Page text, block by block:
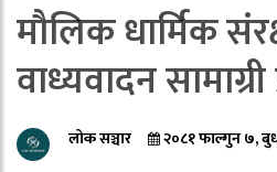
मौलिक धार्मिक
वाध्यवादन सामाग्री
लोक सञ्चार २०८१ फाल्गुन ७,